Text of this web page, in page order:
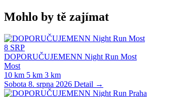
Mohlo by tě zajímat
8 SRP
DOPORUČUJEMENN Night Run Most
Most
10 km 5 km 3 km
Sobota 8. srpna 2026 Detail →